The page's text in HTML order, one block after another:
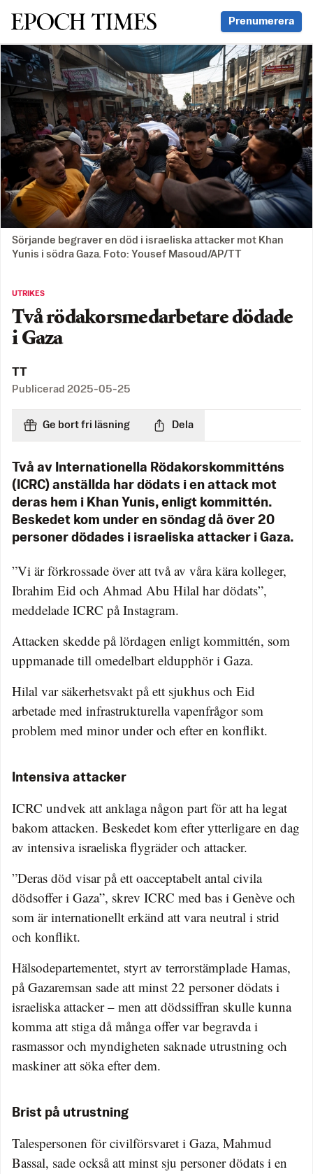
Svenska Epoch Times Prenumerera
Sörjande begraver en död i israeliska attacker mot Khan
Yunis i södra Gaza. Foto: Yousef Masoud/AP/TT
UTRIKES
Två rödakorsmedarbetare dödade
i Gaza
TT
Publicerad 2025-05-25
Ge bort fri läsning Dela
Två av Internationella Rödakorskommitténs
(ICRC) anställda har dödats i en attack mot
deras hem i Khan Yunis, enligt kommittén.
Beskedet kom under en söndag då över 20
personer dödades i israeliska attacker i Gaza.
”Vi är förkrossade över att två av våra kära kolleger,
Ibrahim Eid och Ahmad Abu Hilal har dödats”,
meddelade ICRC på Instagram.
Attacken skedde på lördagen enligt kommittén, som
uppmanade till omedelbart eldupphör i Gaza.
Hilal var säkerhetsvakt på ett sjukhus och Eid
arbetade med infrastrukturella vapenfrågor som
problem med minor under och efter en konflikt.
Intensiva attacker
ICRC undvek att anklaga någon part för att ha legat
bakom attacken. Beskedet kom efter ytterligare en dag
av intensiva israeliska flygräder och attacker.
”Deras död visar på ett oacceptabelt antal civila
dödsoffer i Gaza”, skrev ICRC med bas i Genève och
som är internationellt erkänd att vara neutral i strid
och konflikt.
Hälsodepartementet, styrt av terrorstämplade Hamas,
på Gazaremsan sade att minst 22 personer dödats i
israeliska attacker – men att dödssiffran skulle kunna
komma att stiga då många offer var begravda i
rasmassor och myndigheten saknade utrustning och
maskiner att söka efter dem.
Brist på utrustning
Talespersonen för civilförsvaret i Gaza, Mahmud
Bassal, sade också att minst sju personer dödats i en